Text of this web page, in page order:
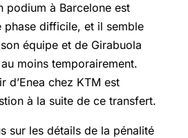
podium à Barcelone est
phase difficile, et il semble
équipe et de Girabuola
moins temporairement.
d’Enea chez KTM est
à la suite de ce transfert.
sur les détails de la pénalité